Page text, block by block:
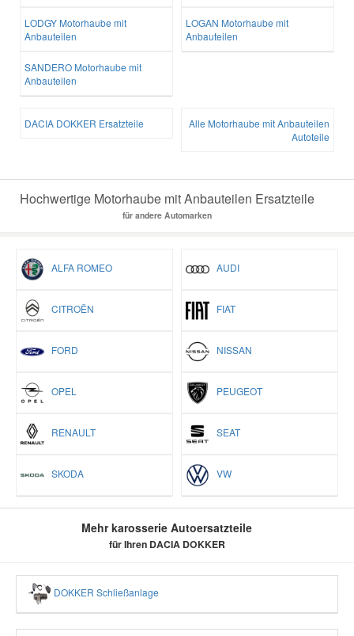
LODGY Motorhaube mit
Anbauteilen
LOGAN Motorhaube mit
Anbauteilen
SANDERO Motorhaube mit
Anbauteilen
DACIA DOKKER Ersatzteile
Alle Motorhaube mit Anbauteilen
Autoteile
Hochwertige Motorhaube mit Anbauteilen Ersatzteile
für andere Automarken
ALFA ROMEO AUDI
CITROËN FIAT
FORD NISSAN
OPEL PEUGEOT
RENAULT SEAT
SKODA VW
Mehr karosserie Autoersatzteile
für Ihren DACIA DOKKER
DOKKER Schließanlage